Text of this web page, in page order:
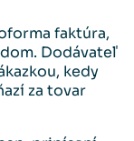
faktúra,
Dodávateľ
kedy
za tovar